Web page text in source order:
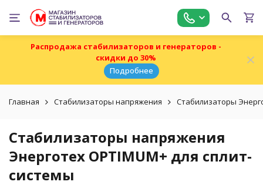
Распродажа стабилизаторов и генераторов -
скидки до 30%
Подробнее
Главная Стабилизаторы напряжения Стабилизаторы
Стабилизаторы напряжения
Энерготех OPTIMUM+ для сплит-
системы